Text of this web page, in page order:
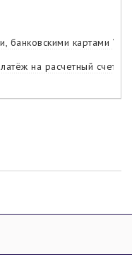
банковскими картами
на расчетный счет